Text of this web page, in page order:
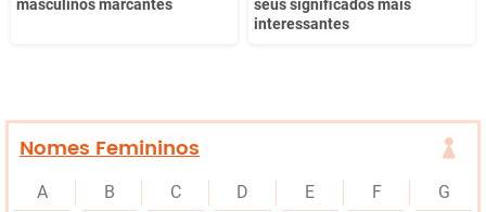
masculinos marcantes
seus significados mais
interessantes
Nomes Femininos
A B C D E F
G